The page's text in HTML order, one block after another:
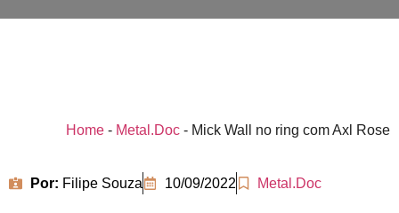
Home - Metal.Doc - Mick Wall no ring com Axl Rose
Por: Filipe Souza 10/09/2022 Metal.Doc